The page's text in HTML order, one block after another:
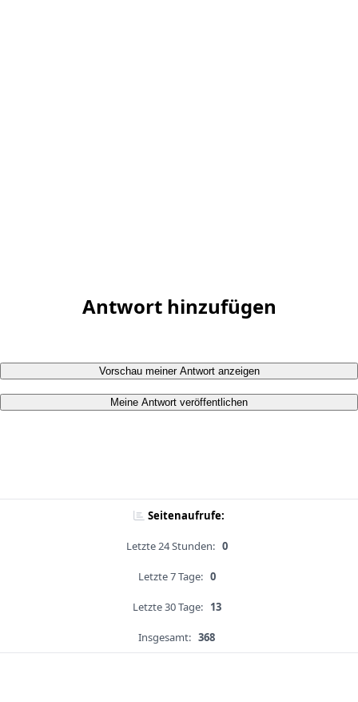
Antwort hinzufügen
Vorschau meiner Antwort anzeigen
Meine Antwort veröffentlichen
Seitenaufrufe:
Letzte 24 Stunden: 0
Letzte 7 Tage: 0
Letzte 30 Tage: 13
Insgesamt: 368